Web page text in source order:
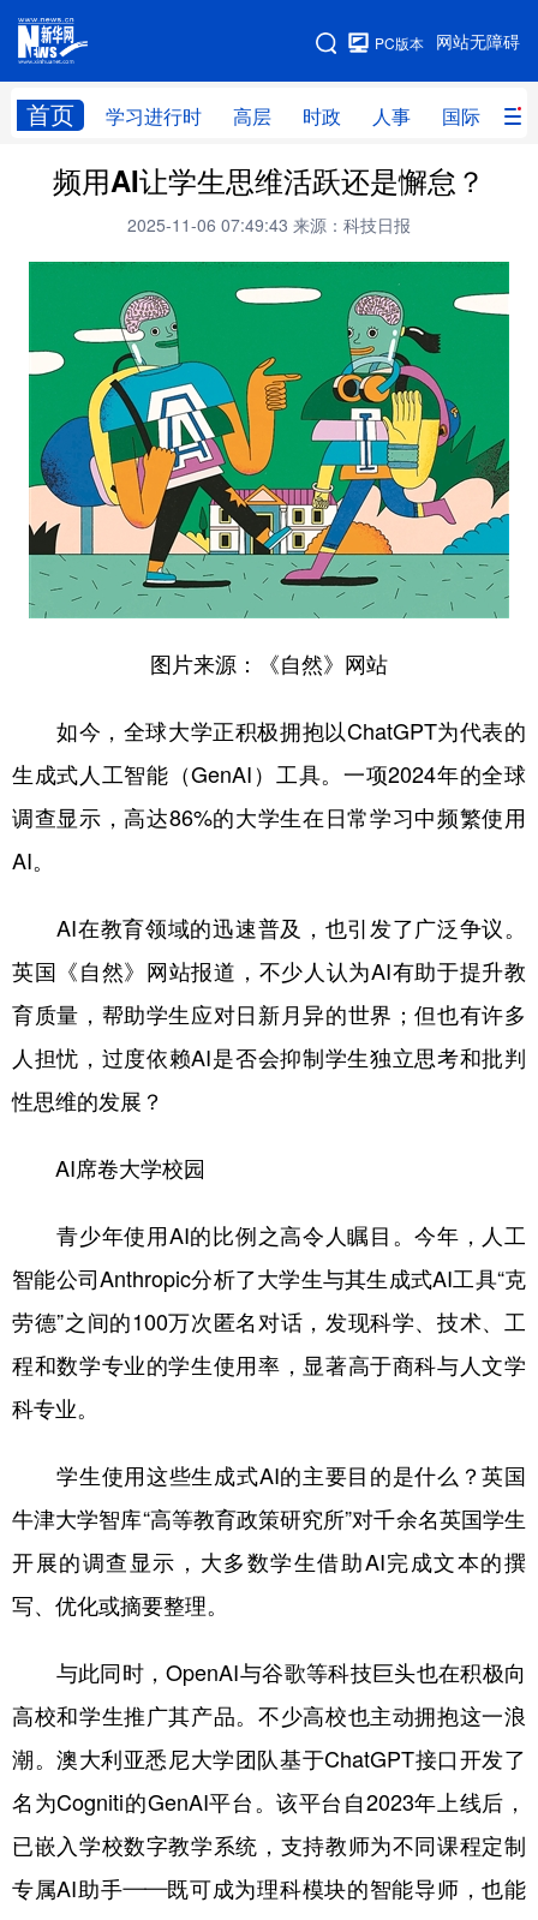
网站无障碍
PC版本
首页 学习进行时 高层 时政 人事 国际 财
网站地图
学习进行时 高层 时政 人事
财经 网评
科技 量子
文化 书画 健康
访谈 视频 图片 政务
法律 中央文件 金融 汽车
人居 信息化 数字经济
学术中国 乡村振兴 银龄 溯源中国
公益 一带一路 亚太网 上市公司
文化产业
地方频道
北京 天津 河北 山西
辽宁 吉林 上海 江苏
浙江 安徽 福建 江西
四川 贵州
陕西 甘肃 青海 宁夏
新疆 内蒙古 黑龙江
多语种频道
English
Русский язык 日本語 한국어
Deutsch Português
频用AI让学生思维活跃还是懈怠？
2025-11-06 07:49:43 来源：科技日报
图片来源：《自然》网站
如今，全球大学正积极拥抱以ChatGPT为代表的
生成式人工智能（GenAI）工具。一项2024年的全球
调查显示，高达86%的大学生在日常学习中频繁使用
AI。
AI在教育领域的迅速普及，也引发了广泛争议。
英国《自然》网站报道，不少人认为AI有助于提升教
育质量，帮助学生应对日新月异的世界；但也有许多
人担忧，过度依赖AI是否会抑制学生独立思考和批判
性思维的发展？
AI席卷大学校园
青少年使用AI的比例之高令人瞩目。今年，人工
智能公司Anthropic分析了大学生与其生成式AI工具“克
劳德”之间的100万次匿名对话，发现科学、技术、工
程和数学专业的学生使用率，显著高于商科与人文学
科专业。
学生使用这些生成式AI的主要目的是什么？英国
牛津大学智库“高等教育政策研究所”对千余名英国学生
开展的调查显示，大多数学生借助AI完成文本的撰
写、优化或摘要整理。
与此同时，OpenAI与谷歌等科技巨头也在积极向
高校和学生推广其产品。不少高校也主动拥抱这一浪
潮。澳大利亚悉尼大学团队基于ChatGPT接口开发了
名为Cogniti的GenAI平台。该平台自2023年上线后，
已嵌入学校数字教学系统，支持教师为不同课程定制
专属AI助手——既可成为理科模块的智能导师，也能